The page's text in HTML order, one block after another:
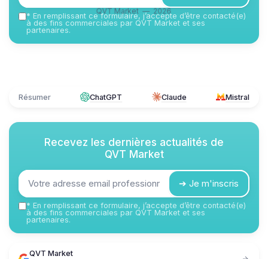
QVT Market — 2026
* En remplissant ce formulaire, j’accepte d’être contacté(e)
à des fins commerciales par QVT Market et ses
partenaires.
Résumer ChatGPT Claude Mistral
Recevez les dernières actualités de
QVT Market
➔ Je m'inscris
* En remplissant ce formulaire, j’accepte d’être contacté(e)
à des fins commerciales par QVT Market et ses
partenaires.
QVT Market